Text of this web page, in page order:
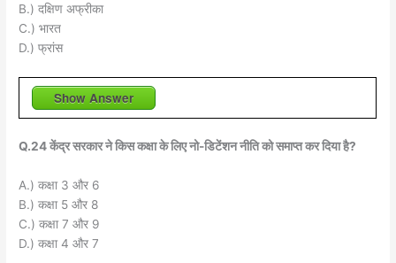
B.) दक्षिण अफ्रीका
C.) भारत
D.) फ्रांस
Show Answer
Q.24 केंद्र सरकार ने किस कक्षा के लिए नो-डिटेंशन नीति को समाप्त कर दिया है?
A.) कक्षा 3 और 6
B.) कक्षा 5 और 8
C.) कक्षा 7 और 9
D.) कक्षा 4 और 7